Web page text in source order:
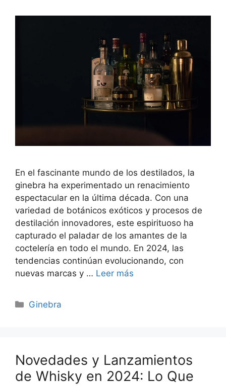
En el fascinante mundo de los destilados, la
ginebra ha experimentado un renacimiento
espectacular en la última década. Con una
variedad de botánicos exóticos y procesos de
destilación innovadores, este espirituoso ha
capturado el paladar de los amantes de la
coctelería en todo el mundo. En 2024, las
tendencias continúan evolucionando, con
nuevas marcas y … Leer más
Categorías
Ginebra
Novedades y Lanzamientos
de Whisky en 2024: Lo Que